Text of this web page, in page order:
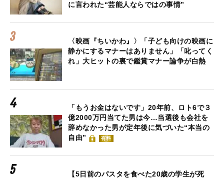
に言われた“芸能人ならではの事情”
〈映画『ちいかわ』〉「子ども向けの映画に
静かにするマナーはありません」「叱ってく
れ」大ヒットの裏で鑑賞マナー論争が白熱
「もうお金はないです」20年前、ロト6で３
億2000万円当てた男は今…当選後も会社を
辞めなかった男が定年後に気づいた“本当の
自由”
有料
【5日前のパスタを食べた20歳の学生が死